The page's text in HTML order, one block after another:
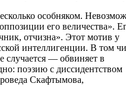
особняком.
его величества».
отчизна». Этот мотив у
интеллигенции. В том
случается — обвиняет в
поэзию с диссидентством
Скафтымова,